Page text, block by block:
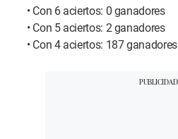
• Con 6 aciertos: 0 ganadores
• Con 5 aciertos: 2 ganadores
• Con 4 aciertos: 187 ganadores